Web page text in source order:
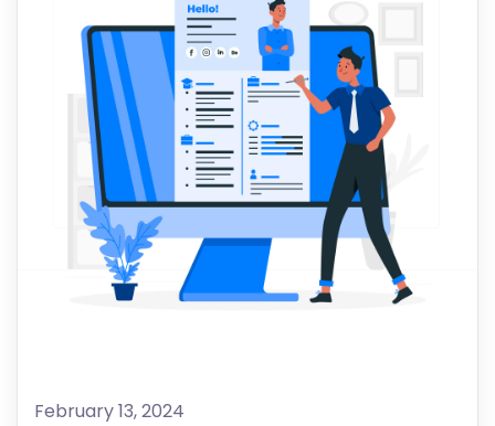
February 13, 2024